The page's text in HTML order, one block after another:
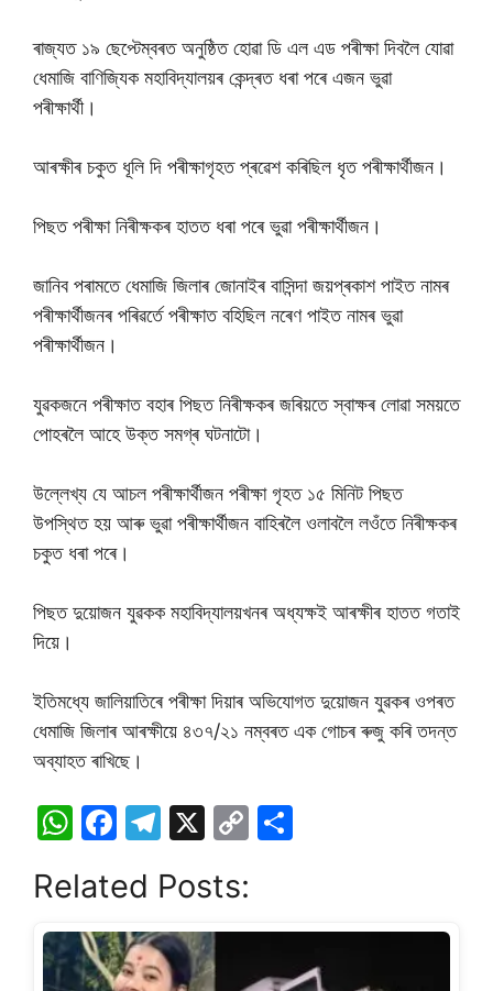
ৰাজ্যত ১৯ ছেপ্টেম্বৰত অনুষ্ঠিত হোৱা ডি এল এড পৰীক্ষা দিবলৈ যোৱা
ধেমাজি বাণিজ্যিক মহাবিদ্যালয়ৰ কেন্দ্ৰত ধৰা পৰে এজন ভুৱা
পৰীক্ষাৰ্থী।
আৰক্ষীৰ চকুত ধূলি দি পৰীক্ষাগৃহত প্ৰৱেশ কৰিছিল ধৃত পৰীক্ষাৰ্থীজন।
পিছত পৰীক্ষা নিৰীক্ষকৰ হাতত ধৰা পৰে ভুৱা পৰীক্ষাৰ্থীজন।
জানিব পৰামতে ধেমাজি জিলাৰ জোনাইৰ বাসিন্দা জয়প্ৰকাশ পাইত নামৰ
পৰীক্ষাৰ্থীজনৰ পৰিৱৰ্তে পৰীক্ষাত বহিছিল নৰেণ পাইত নামৰ ভুৱা
পৰীক্ষাৰ্থীজন।
যুৱকজনে পৰীক্ষাত বহাৰ পিছত নিৰীক্ষকৰ জৰিয়তে স্বাক্ষৰ লোৱা সময়তে
পোহৰলৈ আহে উক্ত সমগ্ৰ ঘটনাটো।
উল্লেখ্য যে আচল পৰীক্ষাৰ্থীজন পৰীক্ষা গৃহত ১৫ মিনিট পিছত
উপস্থিত হয় আৰু ভুৱা পৰীক্ষাৰ্থীজন বাহিৰলৈ ওলাবলৈ লওঁতে নিৰীক্ষকৰ
চকুত ধৰা পৰে।
পিছত দুয়োজন যুৱকক মহাবিদ্যালয়খনৰ অধ্যক্ষই আৰক্ষীৰ হাতত গতাই
দিয়ে।
ইতিমধ্যে জালিয়াতিৰে পৰীক্ষা দিয়াৰ অভিযোগত দুয়োজন যুৱকৰ ওপৰত
ধেমাজি জিলাৰ আৰক্ষীয়ে ৪৩৭/২১ নম্বৰত এক গোচৰ ৰুজু কৰি তদন্ত
অব্যাহত ৰাখিছে।
W
at
s
A
F
c
e
b
T
e
gr
a
X
C
y e
Related Posts: